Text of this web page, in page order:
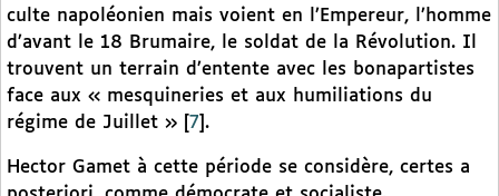
culte napoléonien mais voient en l’Empereur, l’homme
d’avant le 18 Brumaire, le soldat de la Révolution. Il
trouvent un terrain d’entente avec les bonapartistes
face aux « mesquineries et aux humiliations du
régime de Juillet »
7 .
Hector Gamet à cette période se considère, certes a